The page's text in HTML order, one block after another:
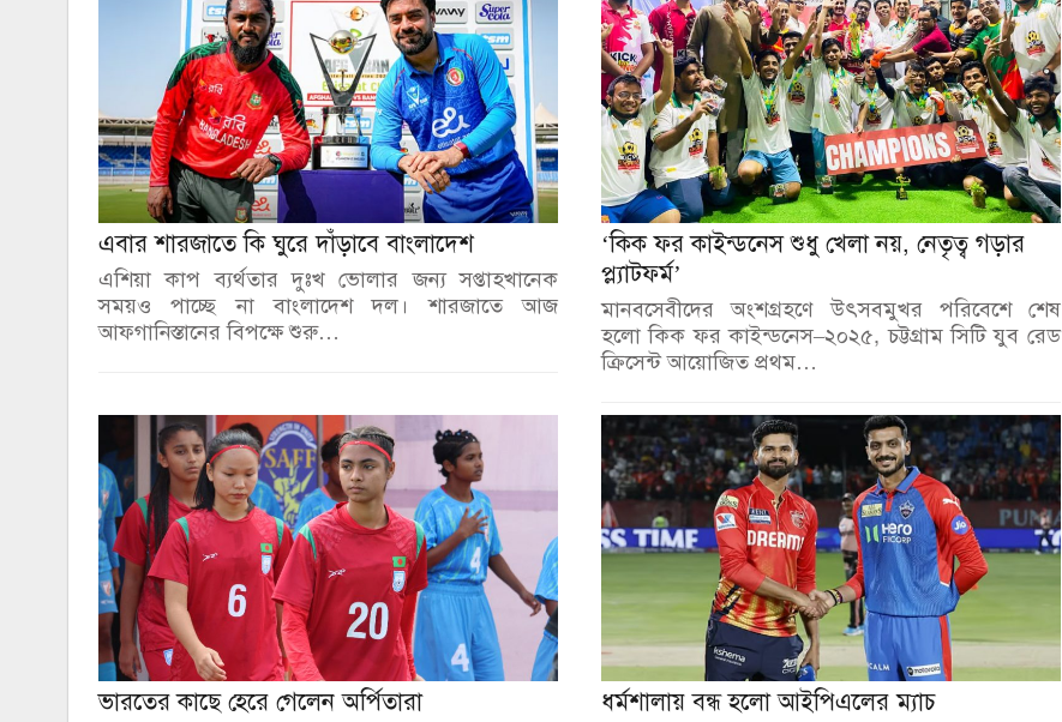
এবার শারজাতে কি ঘুরে দাঁড়াবে বাংলাদেশ
এশিয়া কাপ ব্যর্থতার দুঃখ ভোলার জন্য সপ্তাহখানেক
সময়ও পাচ্ছে না বাংলাদেশ দল। শারজাতে আজ
আফগানিস্তানের বিপক্ষে শুরু…
‘কিক ফর কাইন্ডনেস শুধু খেলা নয়, নেতৃত্ব গড়ার
প্ল্যাটফর্ম’
মানবসেবীদের অংশগ্রহণে উৎসবমুখর পরিবেশে শেষ
হলো কিক ফর কাইন্ডনেস–২০২৫, চট্টগ্রাম সিটি যুব রেড
ক্রিসেন্ট আয়োজিত প্রথম…
ভারতের কাছে হেরে গেলেন অর্পিতারা ধর্মশালায় বন্ধ হলো আইপিএলের ম্যাচ